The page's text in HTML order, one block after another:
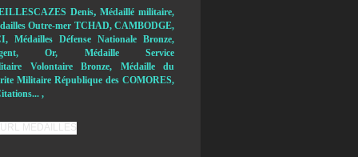
Denis, Médaillé militaire,
Outre-mer TCHAD, CAMBODGE,
Médailles Défense Nationale Bronze,
Or, Médaille Service
Volontaire Bronze, Médaille du
Militaire République des COMORES,
,